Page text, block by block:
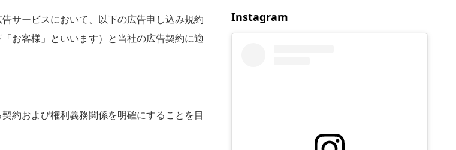
サービスにおいて、以下の広告申し込み規約
お客様」といいます）と当社の広告契約に適
約および権利義務関係を明確にすることを目
Instagram